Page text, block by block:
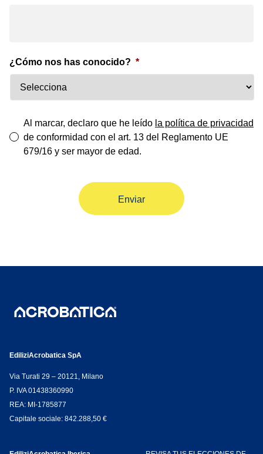
¿Cómo nos has conocido? *
Al marcar, declaro que he leído la política de privacidad
de conformidad con el art. 13 del Reglamento UE
679/16 y ser mayor de edad.
EdiliziAcrobatica SpA
Via Turati 29 – 20121, Milano
P. IVA 01438360990
REA: MI-1785877
Capitale sociale: 842.288,50 €